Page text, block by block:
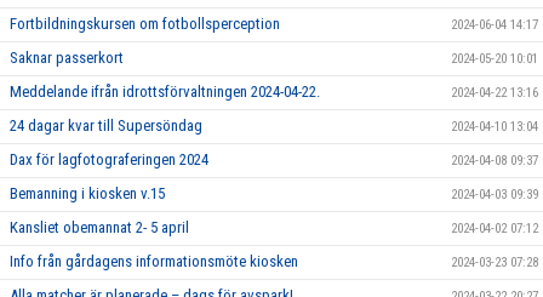
Fortbildningskursen om fotbollsperception 2024-06-04 14:17
Saknar passerkort 2024-05-20 10:01
Meddelande ifrån idrottsförvaltningen 2024-04-22. 2024-04-22 13:16
24 dagar kvar till Supersöndag 2024-04-10 13:04
Dax för lagfotograferingen 2024 2024-04-08 09:37
Bemanning i kiosken v.15 2024-04-03 09:39
Kansliet obemannat 2- 5 april 2024-04-02 07:12
Info från gårdagens informationsmöte kiosken 2024-03-23 07:28